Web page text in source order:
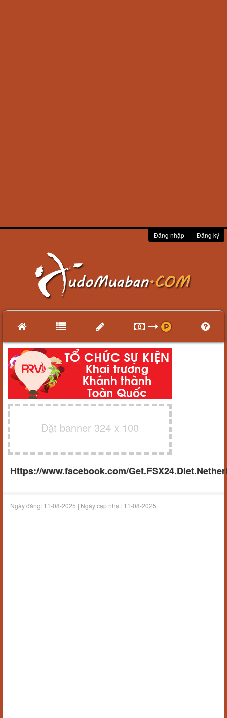
Đăng nhập Đăng ký
Đặt banner 324 x 100
Https://www.facebook.com/
Ngày đăng: 11-08-2025 | Ngày cập nhật: 11-08-2025